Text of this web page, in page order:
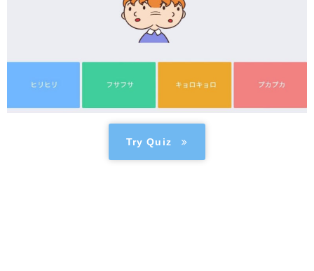
Try Quiz